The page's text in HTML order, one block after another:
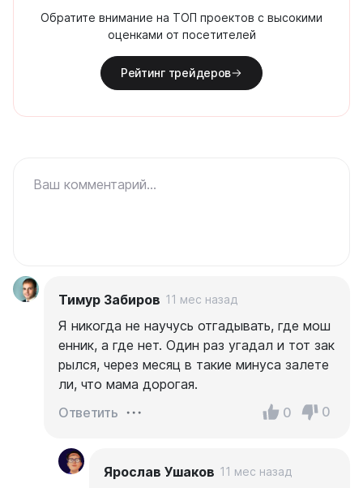
Обратите внимание на ТОП проектов с высокими
оценками от посетителей
Рейтинг трейдеров
Ваш комментарий...
Тимур Забиров 11 мес назад
Я никогда не научусь отгадывать, где мош
енник, а где нет. Один раз угадал и тот зак
рылся, через месяц в такие минуса залете
ли, что мама дорогая.
Ответить
0 0
Ярослав Ушаков 11 мес назад